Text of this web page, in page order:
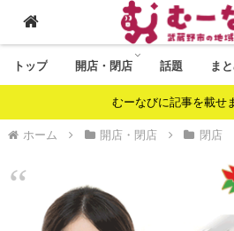
トップ 開店・閉店 話題 ま
むーなびに記事を載せ
ホーム 開店・閉店 閉店